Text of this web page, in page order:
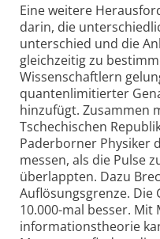
Eine weitere
darin, die
unterschied und die
gleichzeitig zu
Wissenschaftlern
quanten­limitierter
hinzufügt. Zusammen
Tschechischen
Paderborner Physiker
messen, als die Pulse
überlappten. Dazu
Auflösungs­grenze. Die
10.000-mal besser.
informations­theorie